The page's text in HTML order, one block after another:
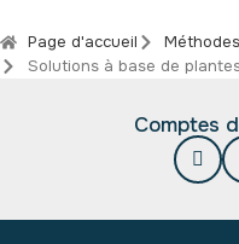
Page d'accueil
Solutions à base de
Comptes